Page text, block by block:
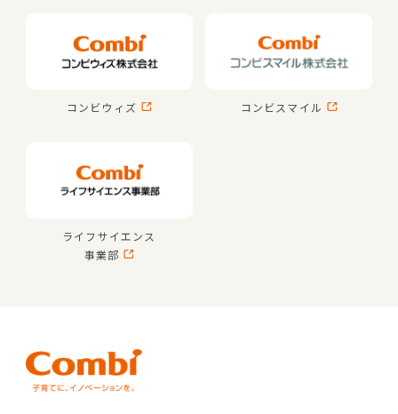
コンビウィズ コンビスマイル
ライフサイエンス
事業部